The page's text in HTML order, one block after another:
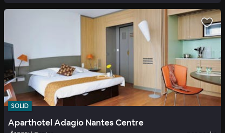
SOLID
Aparthotel Adagio Nantes Centre